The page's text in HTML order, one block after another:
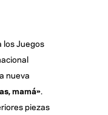
los Juegos
nueva
mamá»
piezas